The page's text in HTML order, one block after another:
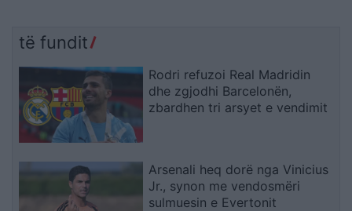
të fundit
Rodri refuzoi Real Madridin
dhe zgjodhi Barcelonën,
zbardhen tri arsyet e vendimit
Arsenali heq dorë nga Vinicius
Jr., synon me vendosmëri
sulmuesin e Evertonit